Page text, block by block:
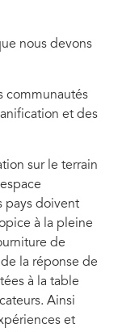
nous devons
communautés
et des
sur le terrain
pays doivent
à la pleine
de
la réponse de
à la table
Ainsi
et